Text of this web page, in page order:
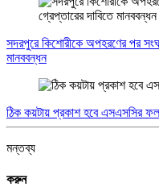
সদরপুরে কিশোরীকে অপহরণের পর
মানববন্ধন
ঠিক কয়টায় প্রকাশ হবে এসএসসির ফল,
মন্তব্য
করুন